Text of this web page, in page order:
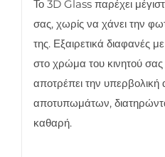
Το 3D Glass παρέχει
σας, χωρίς να χάνει την
της. Εξαιρετικά διαφανές
στο χρώμα του κινητού σας
αποτρέπει την
αποτυπωμάτων,
καθαρή.